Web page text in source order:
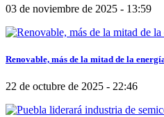
03 de noviembre de 2025 - 13:59
Renovable, más de la mitad de la
22 de octubre de 2025 - 22:46